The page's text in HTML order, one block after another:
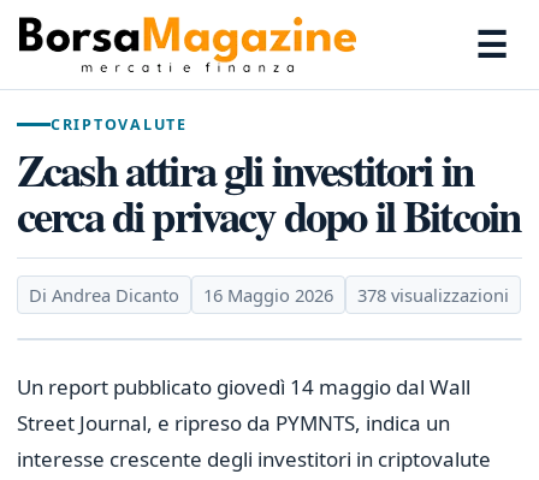
☰
CRIPTOVALUTE
Zcash attira gli investitori in
cerca di privacy dopo il Bitcoin
Di Andrea Dicanto 16 Maggio 2026 378 visualizzazioni
Un report pubblicato giovedì 14 maggio dal Wall
Street Journal, e ripreso da PYMNTS, indica un
interesse crescente degli investitori in criptovalute